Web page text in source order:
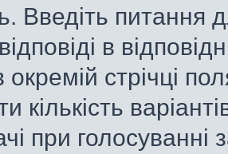
Введіть питання
в
стрічці
кількість
при